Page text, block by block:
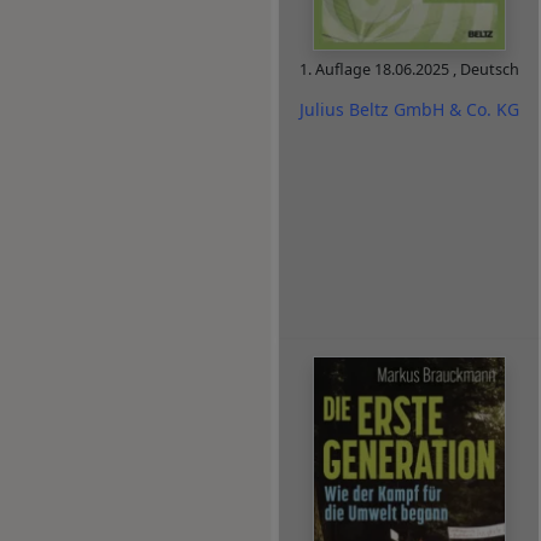
1. Auflage 18.06.2025 , Deutsch
Julius Beltz GmbH & Co. KG